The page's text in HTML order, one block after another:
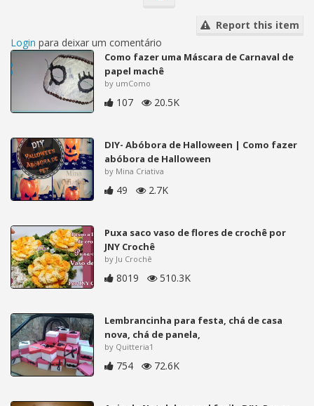
Report this item
Login para deixar um comentário
Como fazer uma Máscara de Carnaval de
papel machê
by umComo
107 20.5K
DIY- Abóbora de Halloween | Como fazer
abóbora de Halloween
by Mina Criativa
49 2.7K
Puxa saco vaso de flores de crochê por
JNY Crochê
by Ju Crochê
8019 510.3K
Lembrancinha para festa, chá de casa
nova, chá de panela,
by Quitteria1
754 72.6K